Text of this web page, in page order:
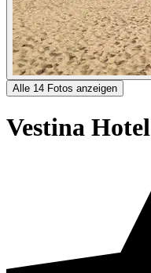
Alle 14 Fotos anzeigen
Vestina Hotel